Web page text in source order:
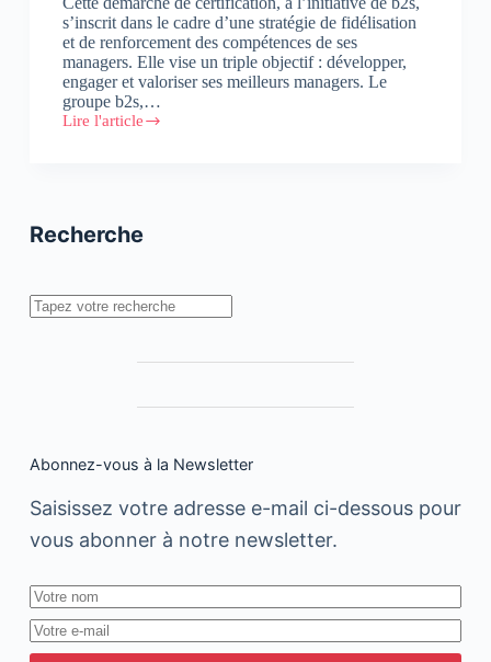
s’inscrit dans le cadre d’une stratégie de fidélisation
et de renforcement des compétences de ses
managers. Elle vise un triple objectif : développer,
engager et valoriser ses meilleurs managers. Le
groupe b2s,…
Lire l'article
Partenariat
Recherche
Rechercher
Abonnez-vous à la Newsletter
Saisissez votre adresse e-mail ci-dessous pour
vous abonner à notre newsletter.